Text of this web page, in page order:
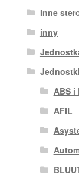
Inne
inny
ABS i
AFIL